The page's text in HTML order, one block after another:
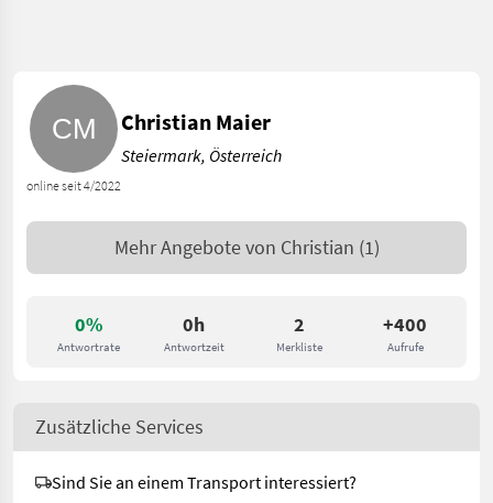
0%
Antwortrate
0h
Antwortzeit
2
Merkliste
+400
Aufrufe
online seit 4/2022
Christian Maier
Steiermark, Österreich
Mehr Angebote von Christian (1)
Zusätzliche Services
Sind Sie an einem Transport interessiert?